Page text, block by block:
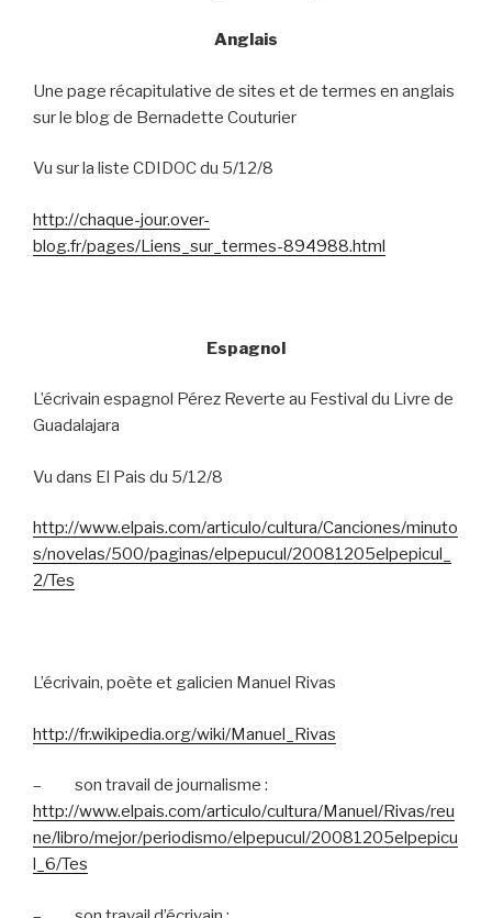
Anglais
Une page récapitulative de sites et de termes en anglais
sur le blog de Bernadette Couturier
Vu sur la liste CDIDOC du 5/12/8
http://chaque-jour.over-
blog.fr/pages/Liens_sur_termes-894988.html
Espagnol
L’écrivain espagnol Pérez Reverte au Festival du Livre de
Guadalajara
Vu dans El Pais du 5/12/8
http://www.elpais.com/articulo/cultura/Canciones/minuto
s/novelas/500/paginas/elpepucul/20081205elpepicul_
2/Tes
L’écrivain, poète et galicien Manuel Rivas
http://fr.wikipedia.org/wiki/Manuel_Rivas
–
son travail de journalisme :
http://www.elpais.com/articulo/cultura/Manuel/Rivas/reu
ne/libro/mejor/periodismo/elpepucul/20081205elpepicu
l_6/Tes